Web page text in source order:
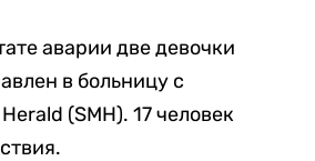
аварии две девочки
в больницу с
(SMH). 17 человек